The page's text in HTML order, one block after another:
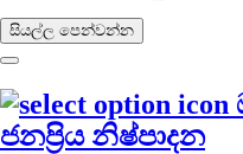
සියල්ල පෙන්වන්න
ජනප්‍රිය නිෂ්පාදන